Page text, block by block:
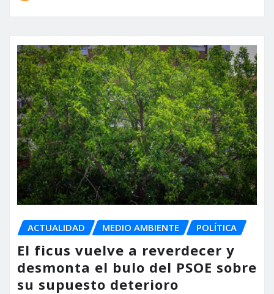
ACTUALIDAD MEDIO AMBIENTE POLÍTICA
El ficus vuelve a reverdecer y
desmonta el bulo del PSOE sobre
su supuesto deterioro